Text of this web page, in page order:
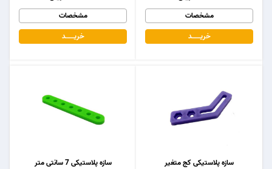
مشخصات
خریـــــــد
مشخصات
خریـــــــد
سازه پلاستیکی 7 سانتی متر سازه پلاستیکی کج متغیر